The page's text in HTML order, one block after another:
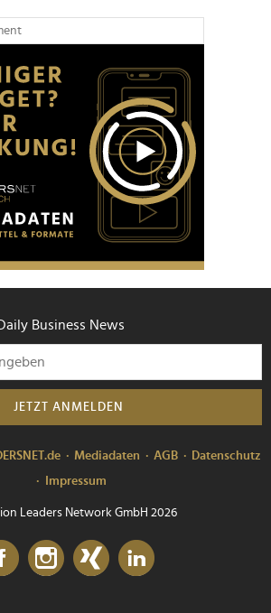
Business News
JETZT ANMELDEN
Mediadaten AGB
Datenschutz
Impressum
Leaders Network GmbH 2026